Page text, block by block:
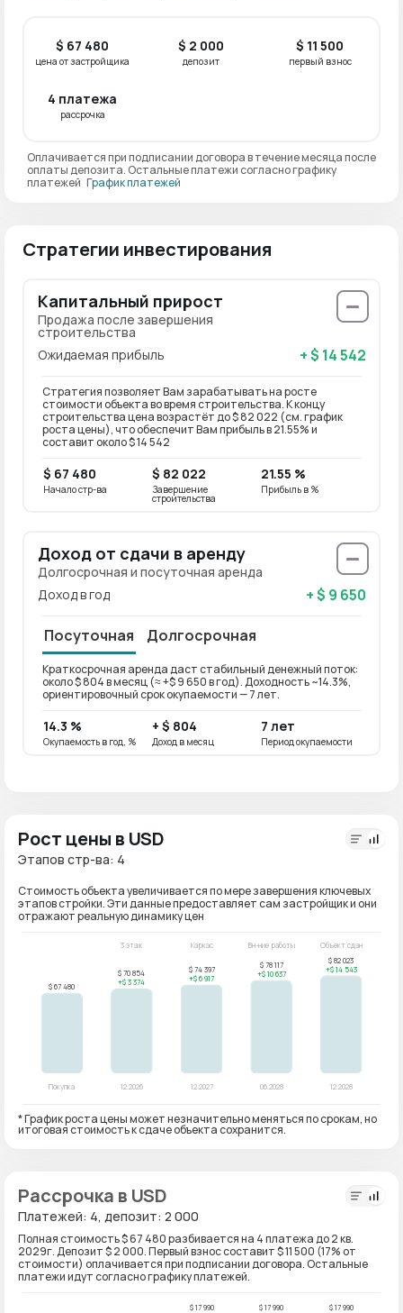
$ 67 480
цена от застройщика
$ 2 000
депозит
$ 11 500
первый взнос
4 платежа
рассрочка
Оплачивается при подписании договора в течение месяца после
оплаты депозита. Остальные платежи согласно графику
платежей График платежей
Стратегии инвестирования
Капитальный прирост
Продажа после завершения
строительства
Ожидаемая прибыль
+ $ 14 542
Стратегия позволяет Вам зарабатывать на росте
стоимости объекта во время строительства. К концу
строительства цена возрастёт до $ 82 022 (см. график
роста цены), что обеспечит Вам прибыль в 21.55% и
составит около $ 14 542
$ 67 480
Начало стр-ва
$ 82 022
Завершение
строительства
21.55 %
Прибыль в %
Доход от сдачи в аренду
Долгосрочная и посуточная аренда
Доход в год
+ $ 9 650
Посуточная Долгосрочная
Краткосрочная аренда даст стабильный денежный поток:
около $ 804 в месяц (≈ +$ 9 650 в год). Доходность ~14.3%,
ориентировочный срок окупаемости — 7 лет.
14.3 %
Окупаемость в год, %
+ $ 804
Доход в месяц
7 лет
Период окупаемости
Рост цены в USD
Этапов стр-ва: 4
Стоимость объекта увеличивается по мере завершения ключевых
этапов стройки. Эти данные предоставляет сам застройщик и они
отражают реальную динамику цен
* График роста цены может незначительно меняться по срокам, но
итоговая стоимость к сдаче объекта сохранится.
Рассрочка в USD
Платежей: 4, депозит: 2 000
Полная стоимость $ 67 480 разбивается на 4 платежа до 2 кв.
2029г. Депозит $ 2 000. Первый взнос составит $ 11 500 (17% от
стоимости) оплачивается при подписании договора. Остальные
платежи идут согласно графику платежей.